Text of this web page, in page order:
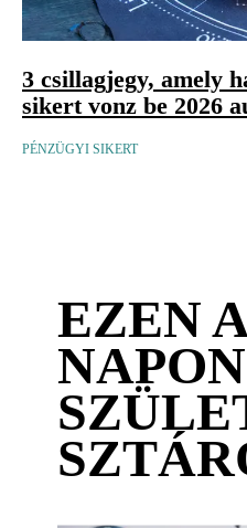
3 csillagjegy, amely
sikert vonz be 2026
PÉNZÜGYI SIKERT
EZEN A
NAPON